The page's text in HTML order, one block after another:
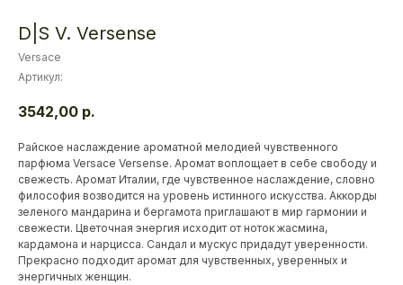
D|S V. Versense
Versace
Артикул:
3542,00 р.
Райское наслаждение ароматной мелодией чувственного
парфюма Versace Versense. Аромат воплощает в себе свободу и
свежесть. Аромат Италии, где чувственное наслаждение, словно
философия возводится на уровень истинного искусства. Аккорды
зеленого мандарина и бергамота приглашают в мир гармонии и
свежести. Цветочная энергия исходит от ноток жасмина,
кардамона и нарцисса. Сандал и мускус придадут уверенности.
Прекрасно подходит аромат для чувственных, уверенных и
энергичных женщин.